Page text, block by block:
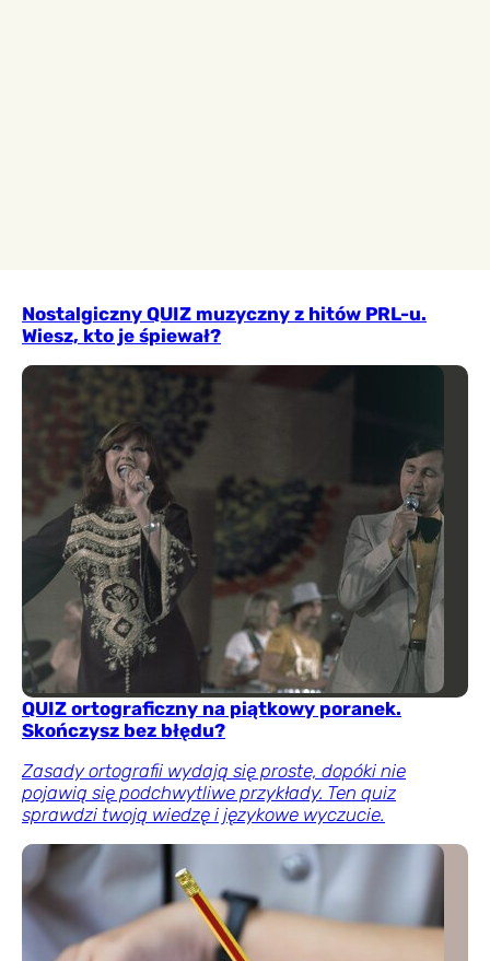
Nostalgiczny QUIZ muzyczny z hitów PRL-u.
Wiesz, kto je śpiewał?
QUIZ ortograficzny na piątkowy poranek.
Skończysz bez błędu?
Zasady ortografii wydają się proste, dopóki nie
pojawią się podchwytliwe przykłady. Ten quiz
sprawdzi twoją wiedzę i językowe wyczucie.